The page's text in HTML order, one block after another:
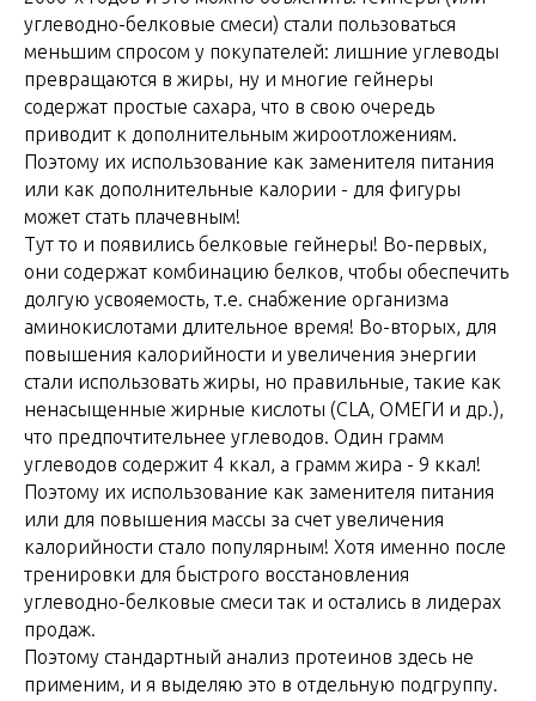
углеводно-белковые смеси) стали пользоваться
меньшим спросом у покупателей: лишние углеводы
превращаются в жиры, ну и многие гейнеры
содержат простые сахара, что в свою очередь
приводит к дополнительным жироотложениям.
Поэтому их использование как заменителя питания
или как дополнительные калории - для фигуры
может стать плачевным!
Тут то и появились белковые гейнеры! Во-первых,
они содержат комбинацию белков, чтобы обеспечить
долгую усвояемость, т.е. снабжение организма
аминокислотами длительное время! Во-вторых, для
повышения калорийности и увеличения энергии
стали использовать жиры, но правильные, такие как
ненасыщенные жирные кислоты (CLA, ОМЕГИ и др.),
что предпочтительнее углеводов. Один грамм
углеводов содержит 4 ккал, а грамм жира - 9 ккал!
Поэтому их использование как заменителя питания
или для повышения массы за счет увеличения
калорийности стало популярным! Хотя именно после
тренировки для быстрого восстановления
углеводно-белковые смеси так и остались в лидерах
продаж.
Поэтому стандартный анализ протеинов здесь не
применим, и я выделяю это в отдельную подгруппу.